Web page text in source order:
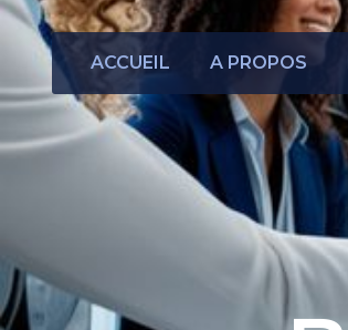
ACCUEIL A PROPOS